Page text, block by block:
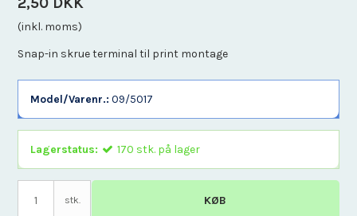
(inkl. moms)
Snap-in skrue terminal til print montage
Model/Varenr.: 09/5017
Lagerstatus: 170 stk. på lager
stk. KØB